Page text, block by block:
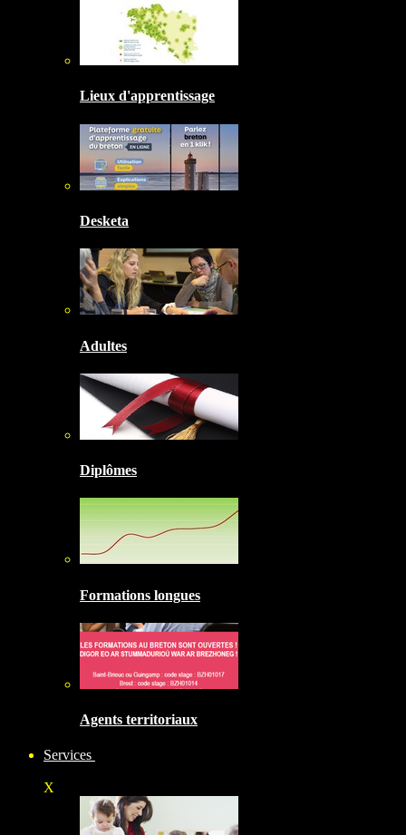
Lieux d'apprentissage
Desketa
Adultes
Diplômes
Formations longues
Agents territoriaux
Services
X